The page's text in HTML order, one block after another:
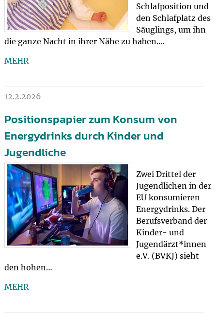
Schlafposition und
den Schlafplatz des
Säuglings, um ihn
die ganze Nacht in ihrer Nähe zu haben.…
MEHR
12.2.2026
Positionspapier zum Konsum von
Energydrinks durch Kinder und
Jugendliche
Zwei Drittel der
Jugendlichen in der
EU konsumieren
Energydrinks. Der
Berufsverband der
Kinder- und
Jugendärzt*innen
e.V. (BVKJ) sieht
den hohen…
MEHR